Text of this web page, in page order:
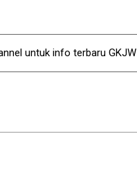
untuk info terbaru GKJW